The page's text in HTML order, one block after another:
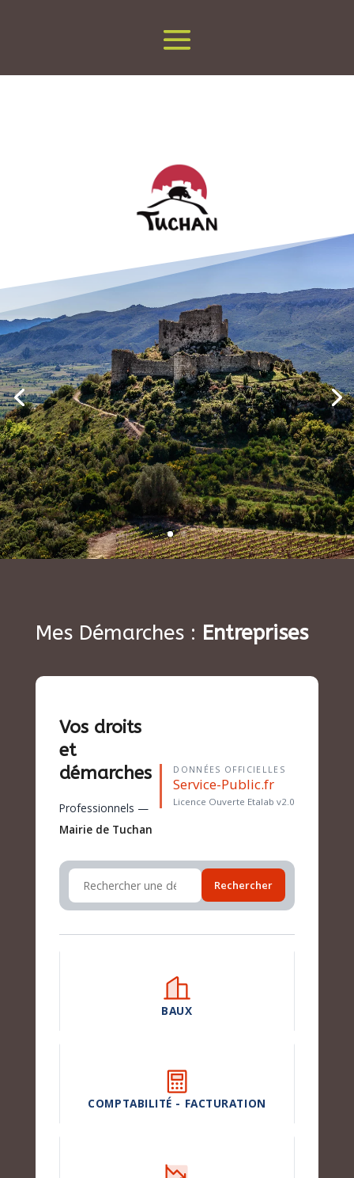
Mes Démarches : Entreprises
Vos droits
et
démarches
Professionnels —
Mairie de Tuchan
DONNÉES OFFICIELLES
Service-Public.fr
Licence Ouverte Etalab v2.0
Rechercher
BAUX
COMPTABILITÉ - FACTURATION